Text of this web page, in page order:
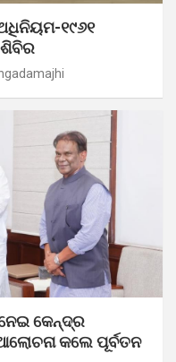
୧୯୬୧
ଶିବିର
କେନ୍ଦ୍ର
କଲେ ପୂର୍ବତନ